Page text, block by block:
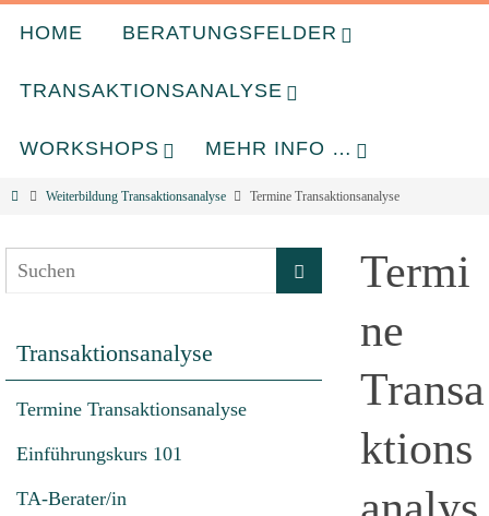
HOME BERATUNGSFELDER
TRANSAKTIONSANALYSE
WORKSHOPS MEHR INFO …
Weiterbildung Transaktionsanalyse Termine Transaktionsanalyse
Termi
ne
Transa
ktions
Transaktionsanalyse
Termine Transaktionsanalyse
Einführungskurs 101
TA-Berater/in